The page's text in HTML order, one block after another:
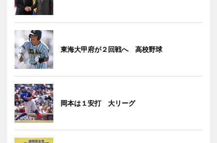
東海大甲府が２回戦へ 高校野球
岡本は１安打 大リーグ